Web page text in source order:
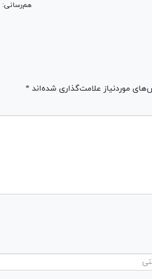
هم‌رسانی:
موردنیاز علامت‌گذاری شده‌اند *